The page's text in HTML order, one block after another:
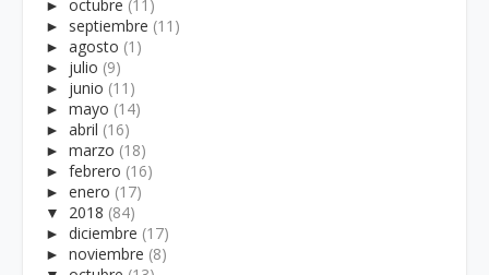
► octubre (11)
► septiembre (11)
► agosto (1)
► julio (9)
► junio (11)
► mayo (14)
► abril (16)
► marzo (18)
► febrero (16)
► enero (17)
▼
2018 (84)
► diciembre (17)
► noviembre (8)